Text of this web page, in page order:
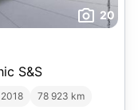
20
S&S
78 923 km